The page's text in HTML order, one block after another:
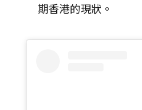
期香港的現狀。